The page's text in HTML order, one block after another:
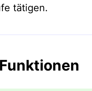
tätigen.